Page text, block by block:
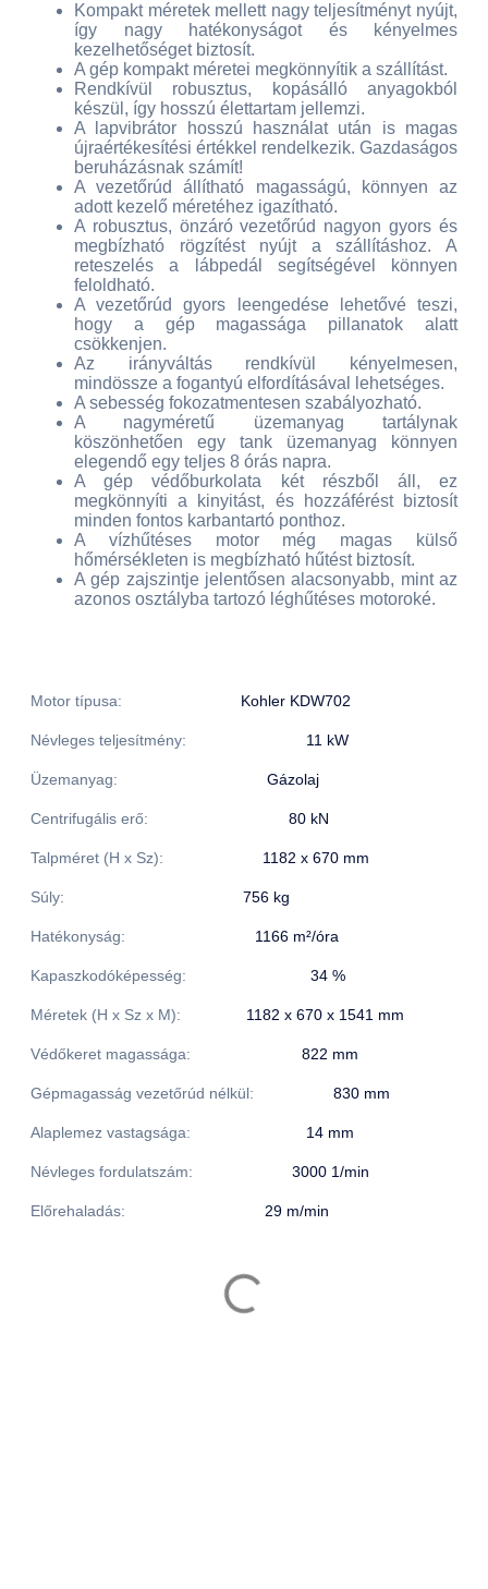
Kompakt méretek mellett nagy teljesítményt nyújt,
így nagy hatékonyságot és kényelmes
kezelhetőséget biztosít.
A gép kompakt méretei megkönnyítik a szállítást.
Rendkívül robusztus, kopásálló anyagokból
készül, így hosszú élettartam jellemzi.
A lapvibrátor hosszú használat után is magas
újraértékesítési értékkel rendelkezik. Gazdaságos
beruházásnak számít!
A vezetőrúd állítható magasságú, könnyen az
adott kezelő méretéhez igazítható.
A robusztus, önzáró vezetőrúd nagyon gyors és
megbízható rögzítést nyújt a szállításhoz. A
reteszelés a lábpedál segítségével könnyen
feloldható.
A vezetőrúd gyors leengedése lehetővé teszi,
hogy a gép magassága pillanatok alatt
csökkenjen.
Az irányváltás rendkívül kényelmesen,
mindössze a fogantyú elfordításával lehetséges.
A sebesség fokozatmentesen szabályozható.
A nagyméretű üzemanyag tartálynak
köszönhetően egy tank üzemanyag könnyen
elegendő egy teljes 8 órás napra.
A gép védőburkolata két részből áll, ez
megkönnyíti a kinyitást, és hozzáférést biztosít
minden fontos karbantartó ponthoz.
A vízhűtéses motor még magas külső
hőmérsékleten is megbízható hűtést biztosít.
A gép zajszintje jelentősen alacsonyabb, mint az
azonos osztályba tartozó léghűtéses motoroké.
Motor típusa: Kohler KDW702
Névleges teljesítmény: 11 kW
Üzemanyag: Gázolaj
Centrifugális erő: 80 kN
Talpméret (H x Sz): 1182 x 670 mm
Súly: 756 kg
Hatékonyság: 1166 m²/óra
Kapaszkodóképesség: 34 %
Méretek (H x Sz x M): 1182 x 670 x 1541 mm
Védőkeret magassága: 822 mm
Gépmagasság vezetőrúd nélkül: 830 mm
Alaplemez vastagsága: 14 mm
Névleges fordulatszám: 3000 1/min
Előrehaladás: 29 m/min